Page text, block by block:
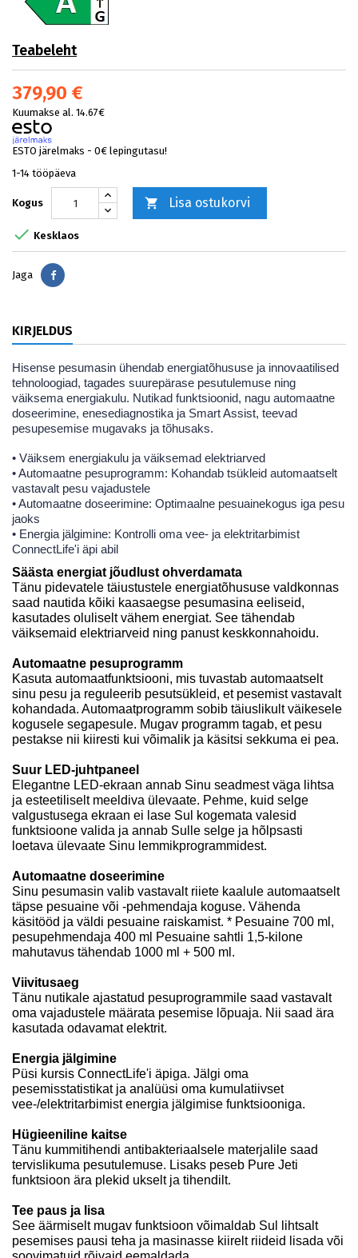
Teabeleht
379,90 €
Kuumakse al. 14.67€
ESTO järelmaks - 0€ lepingutasu!
1-14 tööpäeva
Kogus  Lisa ostukorvi
 Kesklaos
Jaga Jaga
KIRJELDUS
Hisense pesumasin ühendab energiatõhususe ja innovaatilised
tehnoloogiad, tagades suurepärase pesutulemuse ning
väiksema energiakulu. Nutikad funktsioonid, nagu automaatne
doseerimine, enesediagnostika ja Smart Assist, teevad
pesupesemise mugavaks ja tõhusaks.
• Väiksem energiakulu ja väiksemad elektriarved
• Automaatne pesuprogramm: Kohandab tsükleid automaatselt
vastavalt pesu vajadustele
• Automaatne doseerimine: Optimaalne pesuainekogus iga pesu
jaoks
• Energia jälgimine: Kontrolli oma vee- ja elektritarbimist
ConnectLife'i äpi abil
Säästa energiat jõudlust ohverdamata
Tänu pidevatele täiustustele energiatõhususe valdkonnas
saad nautida kõiki kaasaegse pesumasina eeliseid,
kasutades oluliselt vähem energiat. See tähendab
väiksemaid elektriarveid ning panust keskkonnahoidu.
Automaatne pesuprogramm
Kasuta automaatfunktsiooni, mis tuvastab automaatselt
sinu pesu ja reguleerib pesutsükleid, et pesemist vastavalt
kohandada. Automaatprogramm sobib täiuslikult väikesele
kogusele segapesule. Mugav programm tagab, et pesu
pestakse nii kiiresti kui võimalik ja käsitsi sekkuma ei pea.
Suur LED-juhtpaneel
Elegantne LED-ekraan annab Sinu seadmest väga lihtsa
ja esteetiliselt meeldiva ülevaate. Pehme, kuid selge
valgustusega ekraan ei lase Sul kogemata valesid
funktsioone valida ja annab Sulle selge ja hõlpsasti
loetava ülevaate Sinu lemmikprogrammidest.
Automaatne doseerimine
Sinu pesumasin valib vastavalt riiete kaalule automaatselt
täpse pesuaine või -pehmendaja koguse. Vähenda
käsitööd ja väldi pesuaine raiskamist. * Pesuaine 700 ml,
pesupehmendaja 400 ml Pesuaine sahtli 1,5-kilone
mahutavus tähendab 1000 ml + 500 ml.
Viivitusaeg
Tänu nutikale ajastatud pesuprogrammile saad vastavalt
oma vajadustele määrata pesemise lõpuaja. Nii saad ära
kasutada odavamat elektrit.
Energia jälgimine
Püsi kursis ConnectLife'i äpiga. Jälgi oma
pesemisstatistikat ja analüüsi oma kumulatiivset
vee-/elektritarbimist energia jälgimise funktsiooniga.
Hügieeniline kaitse
Tänu kummitihendi antibakteriaalsele materjalile saad
tervislikuma pesutulemuse. Lisaks peseb Pure Jeti
funktsioon ära plekid ukselt ja tihendilt.
Tee paus ja lisa
See äärmiselt mugav funktsioon võimaldab Sul lihtsalt
pesemises pausi teha ja masinasse kiirelt riideid lisada või